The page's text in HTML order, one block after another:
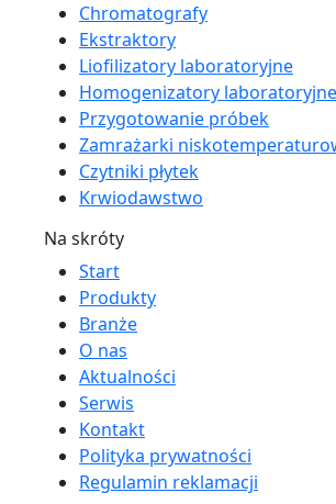
Chromatografy
Ekstraktory
Liofilizatory laboratoryjne
Homogenizatory laboratoryjne
Przygotowanie próbek
Zamrażarki
Czytniki płytek
Krwiodawstwo
Na skróty
Start
Produkty
Branże
O nas
Aktualności
Serwis
Kontakt
Polityka prywatności
Regulamin reklamacji